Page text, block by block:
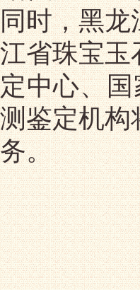
同时，黑龙
江省珠宝玉
定中心、
测鉴定机构
务。